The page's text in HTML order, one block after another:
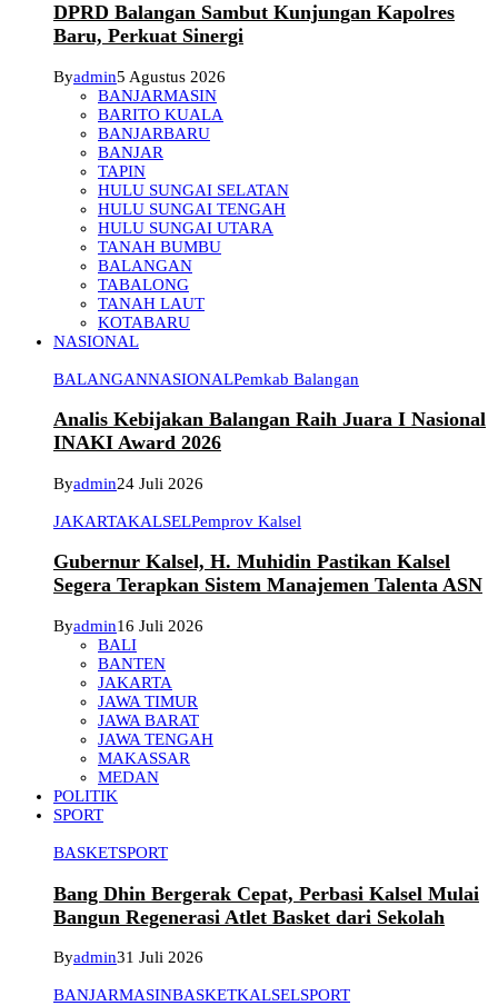
DPRD Balangan Sambut Kunjungan Kapolres
Baru, Perkuat Sinergi
Byadmin5 Agustus 2026
BANJARMASIN
BARITO KUALA
BANJARBARU
BANJAR
TAPIN
HULU SUNGAI SELATAN
HULU SUNGAI TENGAH
HULU SUNGAI UTARA
TANAH BUMBU
BALANGAN
TABALONG
TANAH LAUT
KOTABARU
NASIONAL
BALANGANNASIONALPemkab Balangan
Analis Kebijakan Balangan Raih Juara I Nasional
INAKI Award 2026
Byadmin24 Juli 2026
JAKARTAKALSELPemprov Kalsel
Gubernur Kalsel, H. Muhidin Pastikan Kalsel
Segera Terapkan Sistem Manajemen Talenta ASN
Byadmin16 Juli 2026
BALI
BANTEN
JAKARTA
JAWA TIMUR
JAWA BARAT
JAWA TENGAH
MAKASSAR
MEDAN
POLITIK
SPORT
BASKETSPORT
Bang Dhin Bergerak Cepat, Perbasi Kalsel Mulai
Bangun Regenerasi Atlet Basket dari Sekolah
Byadmin31 Juli 2026
BANJARMASINBASKETKALSELSPORT